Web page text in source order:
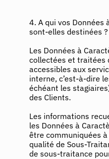
4. A qui vos Données
sont-elles destinées ?
Les Données à
collectées et traitées
accessibles aux
interne, c’est-à-dire
échéant les
des Clients.
Les informations
les Données à
être communiquées
qualité de Sous-
de sous-traitance